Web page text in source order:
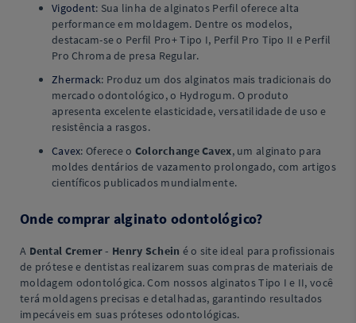
Vigodent: Sua linha de alginatos Perfil oferece alta
performance em moldagem. Dentre os modelos,
destacam-se o Perfil Pro+ Tipo I, Perfil Pro Tipo II e Perfil
Pro Chroma de presa Regular.
Zhermack: Produz um dos alginatos mais tradicionais do
mercado odontológico, o Hydrogum. O produto
apresenta excelente elasticidade, versatilidade de uso e
resistência a rasgos.
Cavex: Oferece o Colorchange Cavex, um alginato para
moldes dentários de vazamento prolongado, com artigos
científicos publicados mundialmente.
Onde comprar alginato odontológico?
A Dental Cremer - Henry Schein é o site ideal para profissionais
de prótese e dentistas realizarem suas compras de materiais de
moldagem odontológica. Com nossos alginatos Tipo I e II, você
terá moldagens precisas e detalhadas, garantindo resultados
impecáveis em suas próteses odontológicas.